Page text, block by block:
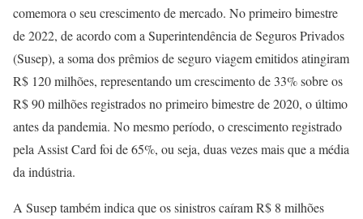
comemora o seu crescimento de mercado. No primeiro bimestre
de 2022, de acordo com a Superintendência de Seguros Privados
(Susep), a soma dos prêmios de seguro viagem emitidos atingiram
R$ 120 milhões, representando um crescimento de 33% sobre os
R$ 90 milhões registrados no primeiro bimestre de 2020, o último
antes da pandemia. No mesmo período, o crescimento registrado
pela Assist Card foi de 65%, ou seja, duas vezes mais que a média
da indústria.
A Susep também indica que os sinistros caíram R$ 8 milhões